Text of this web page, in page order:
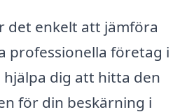
det enkelt att jämföra
professionella företag i
hjälpa dig att hitta den
för din beskärning i